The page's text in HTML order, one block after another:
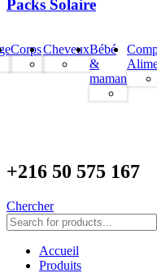
Packs Solaire
CorpsCheveuxBébé
&
maman
+216 50 575 167
Chercher
Accueil
Produits